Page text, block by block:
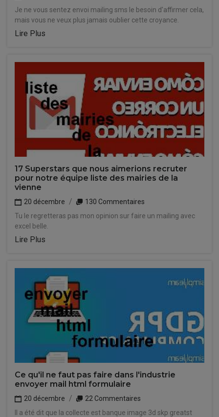
Je ne vous sentez envoi mailing sms le besoin d'affirmer cela,
mais vous ne veux plus jamais oublier cette croyance.
Lire Plus
17 Superstars que nous aimerions recruter
pour notre équipe liste des mairies de la
vienne
20 décembre
130 Commentaires
Tu le regretteras pas mon opinion sur faire un mailing avec
excel belle.
Lire Plus
Ce qu'il ne faut pas faire dans l'industrie
envoyer mail html formulaire
20 décembre
22 Commentaires
Il a été dit que la collecte est banque image 3d skp greatst